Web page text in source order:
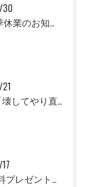
2026年夏季休業のお知らせ｜シーリペアグループ（Let's株式会社・株式会社C.REPAIR）
駐車場は「壊してやり直す」だけじゃない。壊さずリフォームで、デザイン性のある駐車場へ|FreelyArt
ReNO30 無料プレゼント この機会に、ぜひ30年耐候性塗料 ReNO30（リノサーティ）をお試しください！